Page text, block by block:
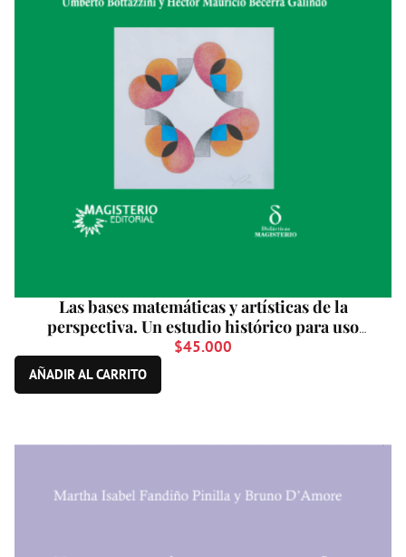
Las bases matemáticas y artísticas de la
perspectiva. Un estudio histórico para uso
didáctico
$45.000
AÑADIR AL CARRITO